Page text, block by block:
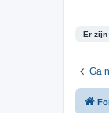
Er zijn
Ga